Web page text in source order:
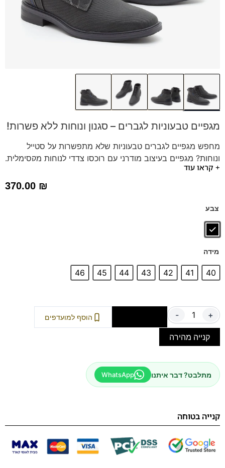
מגפיים טבעוניות לגברים – סגנון ונוחות ללא פשרות!
מחפש מגפיים לגברים טבעוניות שלא מתפשרות על סטייל
ונוחות? מגפיים בעיצוב מודרני עם רוכסן צדדי לנוחות מקסימלית.
זמינות עכשיו במידות 39-46!
+ קראו עוד
370.00 ₪
צבע
מידה
40
41
42
43
44
45
46
- + הוסף למועדפים
קנייה מהירה
מתלבט? דבר איתנו WhatsApp
קנייה בטוחה